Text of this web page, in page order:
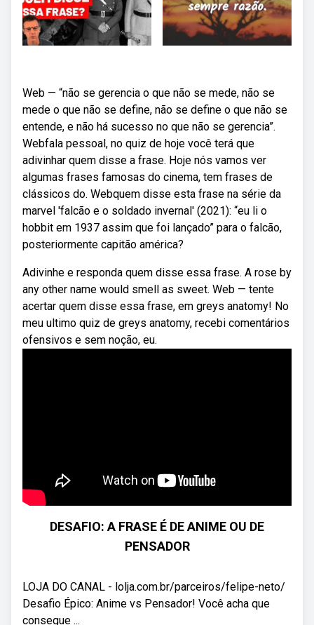
Web — “não se gerencia o que não se mede, não se
mede o que não se define, não se define o que não se
entende, e não há sucesso no que não se gerencia”.
Webfala pessoal, no quiz de hoje você terá que
adivinhar quem disse a frase. Hoje nós vamos ver
algumas frases famosas do cinema, tem frases de
clássicos do. Webquem disse esta frase na série da
marvel 'falcão e o soldado invernal' (2021): “eu li o
hobbit em 1937 assim que foi lançado” para o falcão,
posteriormente capitão américa?
Adivinhe e responda quem disse essa frase. A rose by
any other name would smell as sweet. Web — tente
acertar quem disse essa frase, em greys anatomy! No
meu ultimo quiz de greys anatomy, recebi comentários
ofensivos e sem noção, eu.
DESAFIO: A FRASE É DE ANIME OU DE
PENSADOR
LOJA DO CANAL - lolja.com.br/parceiros/felipe-neto/
Desafio Épico: Anime vs Pensador! Você acha que
consegue ...